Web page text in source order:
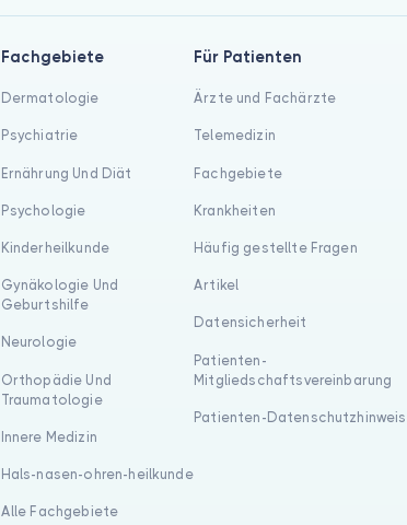
Fachgebiete
Dermatologie
Psychiatrie
Ernährung Und Diät
Psychologie
Kinderheilkunde
Gynäkologie Und
Geburtshilfe
Neurologie
Orthopädie Und
Traumatologie
Innere Medizin
Hals-nasen-ohren-heilkunde
Alle Fachgebiete
Für Patienten
Ärzte und Fachärzte
Telemedizin
Fachgebiete
Krankheiten
Häufig gestellte Fragen
Artikel
Datensicherheit
Patienten-
Mitgliedschaftsvereinbarung
Patienten-Datenschutzhinweis